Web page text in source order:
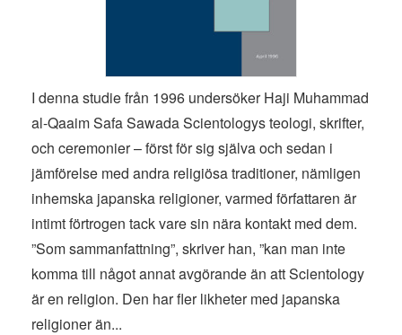
I denna studie från 1996 undersöker Haji Muhammad
al-Qaaim Safa Sawada Scientologys teologi, skrifter,
och ceremonier – först för sig själva och sedan i
jämförelse med andra religiösa traditioner, nämligen
inhemska japanska religioner, varmed författaren är
intimt förtrogen tack vare sin nära kontakt med dem.
”Som sammanfattning”, skriver han, ”kan man inte
komma till något annat avgörande än att Scientology
är en religion. Den har fler likheter med japanska
religioner än...